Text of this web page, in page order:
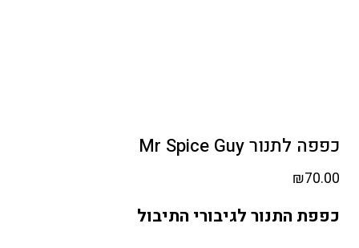
כפפה לתנור Mr Spice Guy
₪70.00
כפפת התנור לגיבורי התיבול ️‍